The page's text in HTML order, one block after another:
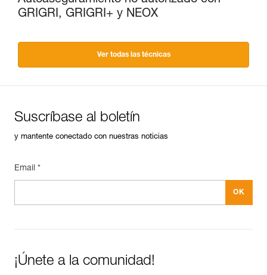
GRIGRI, GRIGRI+ y NEOX
Ver todas las técnicas
Suscríbase al boletín
y mantente conectado con nuestras noticias
Email *
¡Únete a la comunidad!